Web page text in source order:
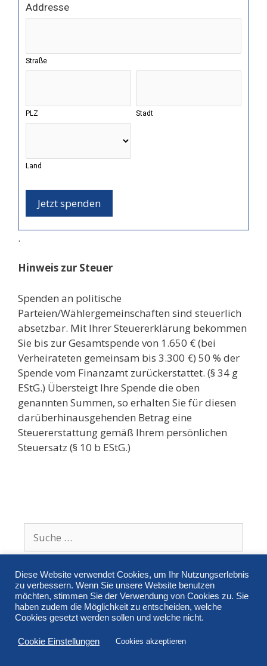
Addresse
Straße
PLZ Stadt
Land
Jetzt spenden
.
Hinweis zur Steuer
Spenden an politische
Parteien/Wählergemeinschaften sind steuerlich
absetzbar. Mit Ihrer Steuererklärung bekommen
Sie bis zur Gesamtspende von 1.650 € (bei
Verheirateten gemeinsam bis 3.300 €) 50 % der
Spende vom Finanzamt zurückerstattet. (§ 34 g
EStG.) Übersteigt Ihre Spende die oben
genannten Summen, so erhalten Sie für diesen
darüberhinausgehenden Betrag eine
Steuererstattung gemäß Ihrem persönlichen
Steuersatz (§ 10 b EStG.)
Impressum Datenschutzerklärung
© 2026 CSB - Wir für Regensburg• Powered by
Diese Website verwendet Cookies, um Ihr Nutzungserlebnis
zu verbessern. Wenn Sie unsere Website benutzen
möchten, stimmen Sie der Verwendung von Cookies zu. Sie
haben zudem die Möglichkeit zu entscheiden, welche
Cookies gesetzt werden sollen und welche nicht.
Cookie Einstellungen Cookies akzeptieren